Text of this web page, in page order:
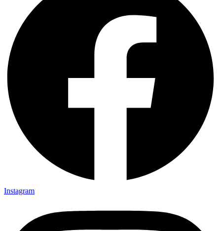
Instagram